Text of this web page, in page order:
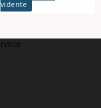
vidente